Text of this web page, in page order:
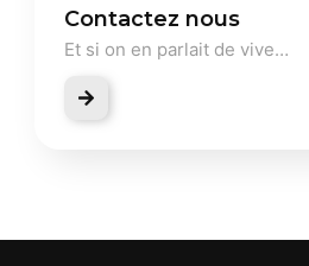
Contactez nous
Et si on en parlait de vive…